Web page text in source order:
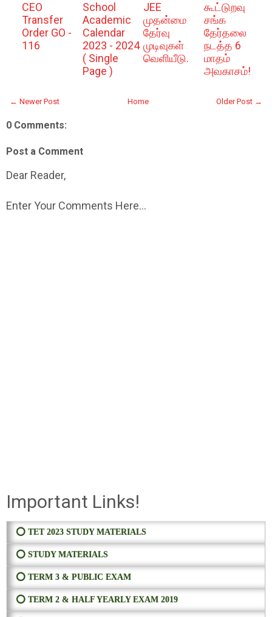
CEO
Transfer
Order GO -
116
School
Academic
Calendar
2023 - 2024
( Single
Page )
JEE
முதன்மை
தேர்வு
முடிவுகள்
வெளியீடு.
கூட்டுறவு
சங்க
தேர்தலை
நடத்த 6
மாதம்
அவகாசம்!
← Newer Post Older Post →
Home
0 Comments:
Post a Comment
Dear Reader,
Enter Your Comments Here...
Important Links!
⭕ TET 2023 STUDY MATERIALS
⭕ STUDY MATERIALS
⭕ TERM 3 & PUBLIC EXAM
⭕ TERM 2 & HALF YEARLY EXAM 2019